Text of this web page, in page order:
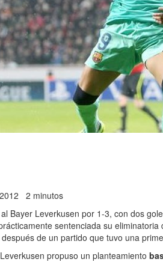
2 minutos
Bayer Leverkusen por 1-3, con dos
sentenciada su
de un partido que tuvo una
propuso un planteamiento